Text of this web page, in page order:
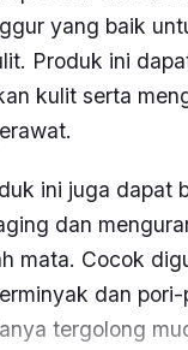
yang baik
Produk ini
kulit serta
ini juga dapat
dan
mata. Cocok
dan pori-
tergolong